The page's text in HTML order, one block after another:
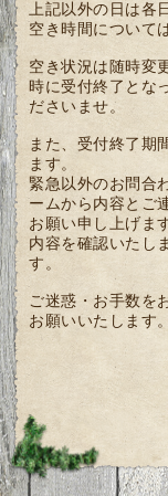
上記以外の日は各
空き時間について
空き状況は随時変
時に受付終了とな
ださいませ。
また、受付終了期
ます。
緊急以外のお問合
ームから内容とご
お願い申し上げま
内容を確認いたし
す。
ご迷惑・お手数を
お願いいたします。